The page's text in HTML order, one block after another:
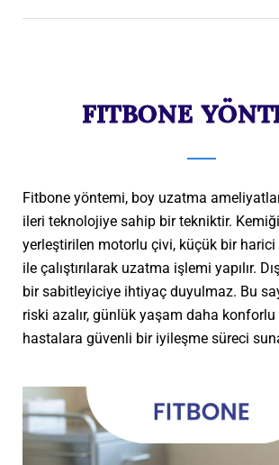
FITBONE
Fitbone yöntemi, boy uzatma
ileri teknolojiye sahip bir tekniktir.
yerleştirilen motorlu çivi, küçük bir harici
ile çalıştırılarak uzatma işlemi yapılır.
bir sabitleyiciye ihtiyaç duyulmaz. Bu
riski azalır, günlük yaşam daha
hastalara güvenli bir iyileşme süreci